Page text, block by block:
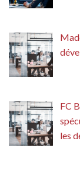
FC
les